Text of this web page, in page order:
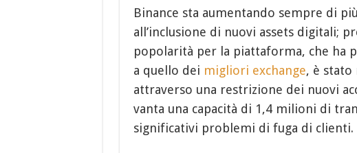
Binance sta aumentando sempre di
all’inclusione di nuovi assets digitali;
popolarità per la piattaforma, che ha
a quello dei migliori exchange, è stato
attraverso una restrizione dei nuovi
vanta una capacità di 1,4 milioni di
significativi problemi di fuga di clienti.